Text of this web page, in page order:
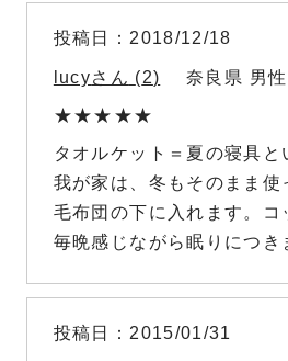
lucy 2 奈良県 男性
投稿日 2018/12/18
タオルケット＝夏の寝具と
我が家は、冬もそのまま使
毛布団の下に入れます。コ
毎晩感じながら眠りにつき
投稿日 2015/01/31